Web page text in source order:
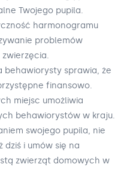
Twojego pupila.
harmonogramu
problemów
behawiorysty sprawia, że
finansowo.
miejsc umożliwia
behawiorystów w kraju.
swojego pupila, nie
dziś i umów się na
zwierząt domowych w